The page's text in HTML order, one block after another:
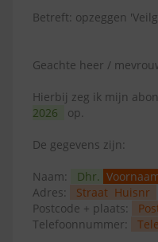
Betreft: opzeggen
Geachte heer /
Hierbij zeg ik mijn
2026
op.
De gegevens zijn:
Naam: Dhr.
Adres:
Straat Huisnr
Postcode + plaats:
Telefoonnummer: